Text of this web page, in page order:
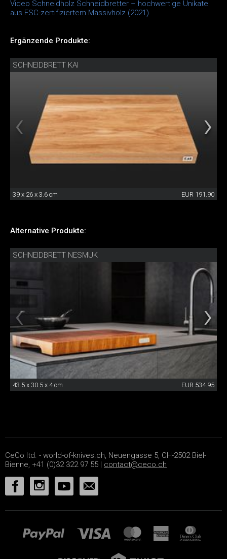
Video Schneidholz Schneidbretter – hochwertige Unikate
aus FSC-zertifiziertem Massivholz (2021)
Ergänzende Produkte:
SCHNEIDBRETT KAI
39 x 26 x 3.6 cm EUR 191.90
Alternative Produkte:
SCHNEIDBRETT NESMUK
43.5 x 30.5 x 4 cm EUR 534.95
CeCo ltd. - world-of-knives.ch, Neuengasse 5, CH-2502 Biel-
Bienne, +41 (0)32 322 97 55 | contact@ceco.ch